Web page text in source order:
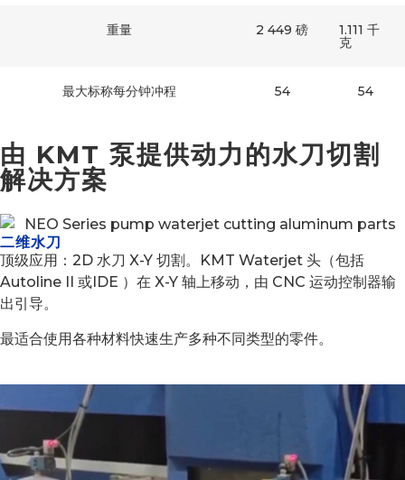
重量 2 449 磅 1.111 千
克
最大标称每分钟冲程 54 54
由 KMT 泵提供动力的水刀切割
解决方案
二维水刀
顶级应用：2D 水刀 X-Y 切割。KMT Waterjet 头（包括
Autoline II 或IDE ）在 X-Y 轴上移动，由 CNC 运动控制器输
出引导。
最适合使用各种材料快速生产多种不同类型的零件。